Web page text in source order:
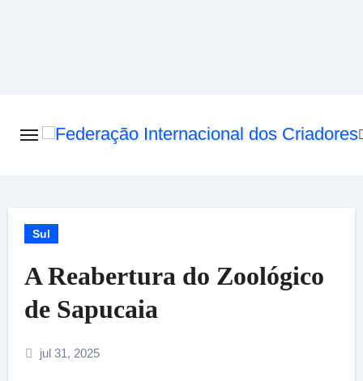
Sul
A Reabertura do Zoológico
de Sapucaia
jul 31, 2025